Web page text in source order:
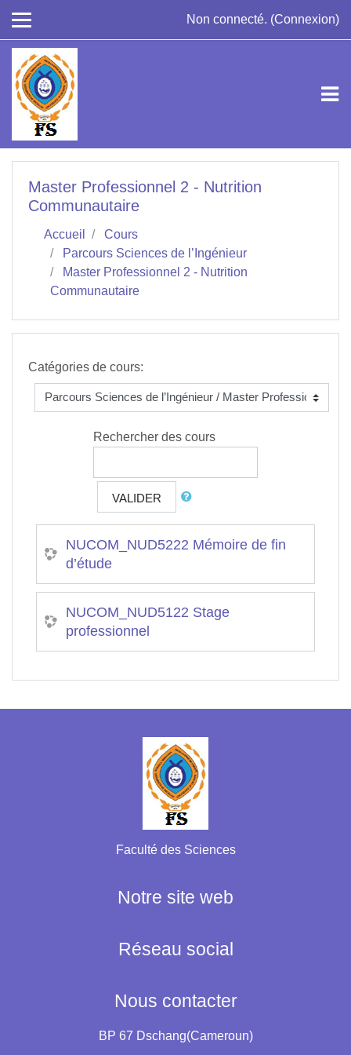
Non connecté. (Connexion)
Master Professionnel 2 - Nutrition
Communautaire
Accueil
Cours
Parcours Sciences de l’Ingénieur
Master Professionnel 2 - Nutrition
Communautaire
Catégories de cours:
Rechercher des cours
VALIDER
NUCOM_NUD5222 Mémoire de fin
d’étude
NUCOM_NUD5122 Stage
professionnel
Faculté des Sciences
Notre site web
Réseau social
Nous contacter
BP 67 Dschang(Cameroun)